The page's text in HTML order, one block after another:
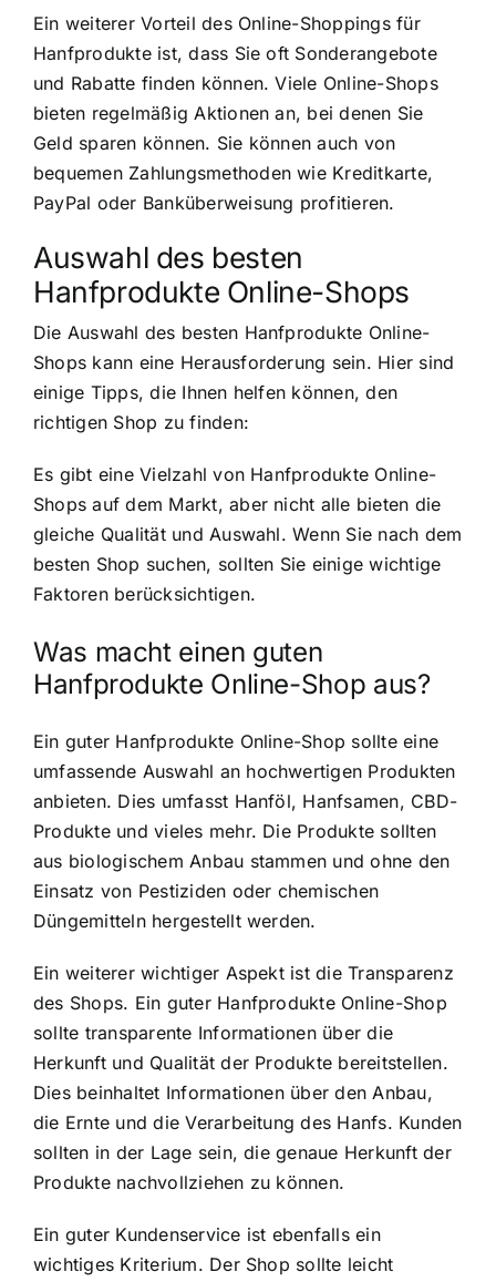
Ein weiterer Vorteil des Online-Shoppings für
Hanfprodukte ist, dass Sie oft Sonderangebote
und Rabatte finden können. Viele Online-Shops
bieten regelmäßig Aktionen an, bei denen Sie
Geld sparen können. Sie können auch von
bequemen Zahlungsmethoden wie Kreditkarte,
PayPal oder Banküberweisung profitieren.
Auswahl des besten
Hanfprodukte Online-Shops
Die Auswahl des besten Hanfprodukte Online-
Shops kann eine Herausforderung sein. Hier sind
einige Tipps, die Ihnen helfen können, den
richtigen Shop zu finden:
Es gibt eine Vielzahl von Hanfprodukte Online-
Shops auf dem Markt, aber nicht alle bieten die
gleiche Qualität und Auswahl. Wenn Sie nach dem
besten Shop suchen, sollten Sie einige wichtige
Faktoren berücksichtigen.
Was macht einen guten
Hanfprodukte Online-Shop aus?
Ein guter Hanfprodukte Online-Shop sollte eine
umfassende Auswahl an hochwertigen Produkten
anbieten. Dies umfasst Hanföl, Hanfsamen, CBD-
Produkte und vieles mehr. Die Produkte sollten
aus biologischem Anbau stammen und ohne den
Einsatz von Pestiziden oder chemischen
Düngemitteln hergestellt werden.
Ein weiterer wichtiger Aspekt ist die Transparenz
des Shops. Ein guter Hanfprodukte Online-Shop
sollte transparente Informationen über die
Herkunft und Qualität der Produkte bereitstellen.
Dies beinhaltet Informationen über den Anbau,
die Ernte und die Verarbeitung des Hanfs. Kunden
sollten in der Lage sein, die genaue Herkunft der
Produkte nachvollziehen zu können.
Ein guter Kundenservice ist ebenfalls ein
wichtiges Kriterium. Der Shop sollte leicht